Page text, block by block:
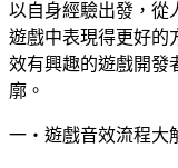
以自身經驗出發，從
遊戲中表現得更好的
效有興趣的遊戲開發
廓。
一‧遊戲音效流程大